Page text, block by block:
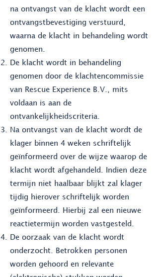
na ontvangst van de klacht wordt een
ontvangstbevestiging verstuurd,
waarna de klacht in behandeling wordt
genomen.
De klacht wordt in behandeling
genomen door de klachtencommissie
van Rescue Experience B.V., mits
voldaan is aan de
ontvankelijkheidscriteria.
Na ontvangst van de klacht wordt de
klager binnen 4 weken schriftelijk
geïnformeerd over de wijze waarop de
klacht wordt afgehandeld. Indien deze
termijn niet haalbaar blijkt zal klager
tijdig hierover schriftelijk worden
geïnformeerd. Hierbij zal een nieuwe
reactietermijn worden vastgesteld.
De oorzaak van de klacht wordt
onderzocht. Betrokken personen
worden gehoord en relevante